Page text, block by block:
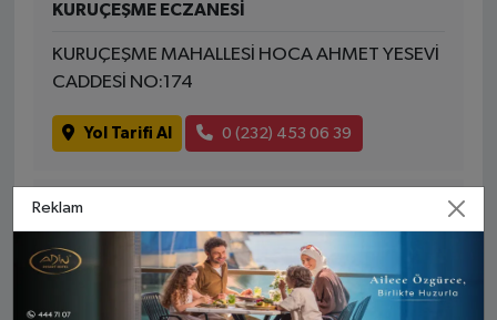
KURUÇEŞME ECZANESİ
KURUÇEŞME MAHALLESİ HOCA AHMET YESEVİ
CADDESİ NO:174
Yol Tarifi Al 0 (232) 453 06 39
KILIÇER ECZANESİ
MENDERES MAH. MENDERES CAD. NO:74/C
Yol Tarifi Al 0 (232) 275 78 68
Reklam